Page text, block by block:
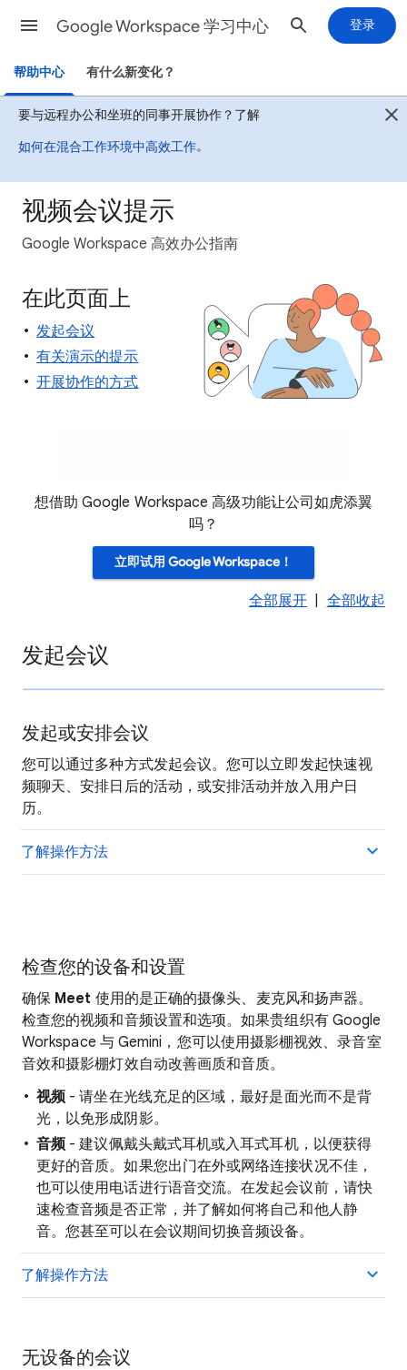
Google Workspace 学习中心 登录
帮助中心 有什么新变化？
要与远程办公和坐班的同事开展协作？了解
如何在混合工作环境中高效工作。
视频会议提示
Google Workspace 高效办公指南
在此页面上
发起会议
有关演示的提示
开展协作的方式
想借助 Google Workspace 高级功能让公司如虎添翼
吗？
立即试用 Google Workspace！
全部展开 全部收起
发起会议
发起或安排会议
您可以通过多种方式发起会议。您可以立即发起快速视
频聊天、安排日后的活动，或安排活动并放入用户日
历。
了解操作方法
检查您的设备和设置
确保 Meet 使用的是正确的摄像头、麦克风和扬声器。
检查您的视频和音频设置和选项。如果贵组织有 Google
Workspace 与 Gemini，您可以使用摄影棚视效、录音室
音效和摄影棚灯效自动改善画质和音质。
视频 - 请坐在光线充足的区域，最好是面光而不是背
光，以免形成阴影。
音频 - 建议佩戴头戴式耳机或入耳式耳机，以便获得
更好的音质。如果您出门在外或网络连接状况不佳，
也可以使用电话进行语音交流。在发起会议前，请快
速检查音频是否正常，并了解如何将自己和他人静
音。您甚至可以在会议期间切换音频设备。
了解操作方法
无设备的会议